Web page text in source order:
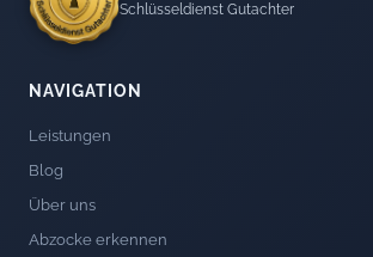
Schlüsseldienst Gutachter
NAVIGATION
Leistungen
Blog
Über uns
Abzocke erkennen